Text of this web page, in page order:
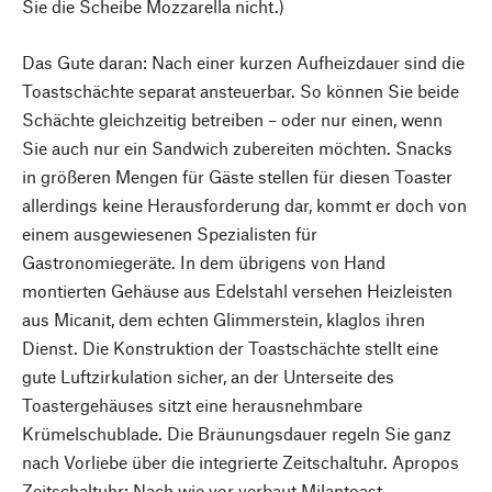
Sie die Scheibe Mozzarella nicht.)
Das Gute daran: Nach einer kurzen Aufheizdauer sind die
Toastschächte separat ansteuerbar. So können Sie beide
Schächte gleichzeitig betreiben – oder nur einen, wenn
Sie auch nur ein Sandwich zubereiten möchten. Snacks
in größeren Mengen für Gäste stellen für diesen Toaster
allerdings keine Herausforderung dar, kommt er doch von
einem ausgewiesenen Spezialisten für
Gastronomiegeräte. In dem übrigens von Hand
montierten Gehäuse aus Edelstahl versehen Heizleisten
aus Micanit, dem echten Glimmerstein, klaglos ihren
Dienst. Die Konstruktion der Toastschächte stellt eine
gute Luftzirkulation sicher, an der Unterseite des
Toastergehäuses sitzt eine herausnehmbare
Krümelschublade. Die Bräunungsdauer regeln Sie ganz
nach Vorliebe über die integrierte Zeitschaltuhr. Apropos